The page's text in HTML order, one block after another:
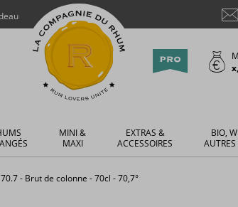
MINI &
MAXI
EXTRAS &
ACCESSOIRES
BIO,
- Brut de colonne - 70cl - 70,7°